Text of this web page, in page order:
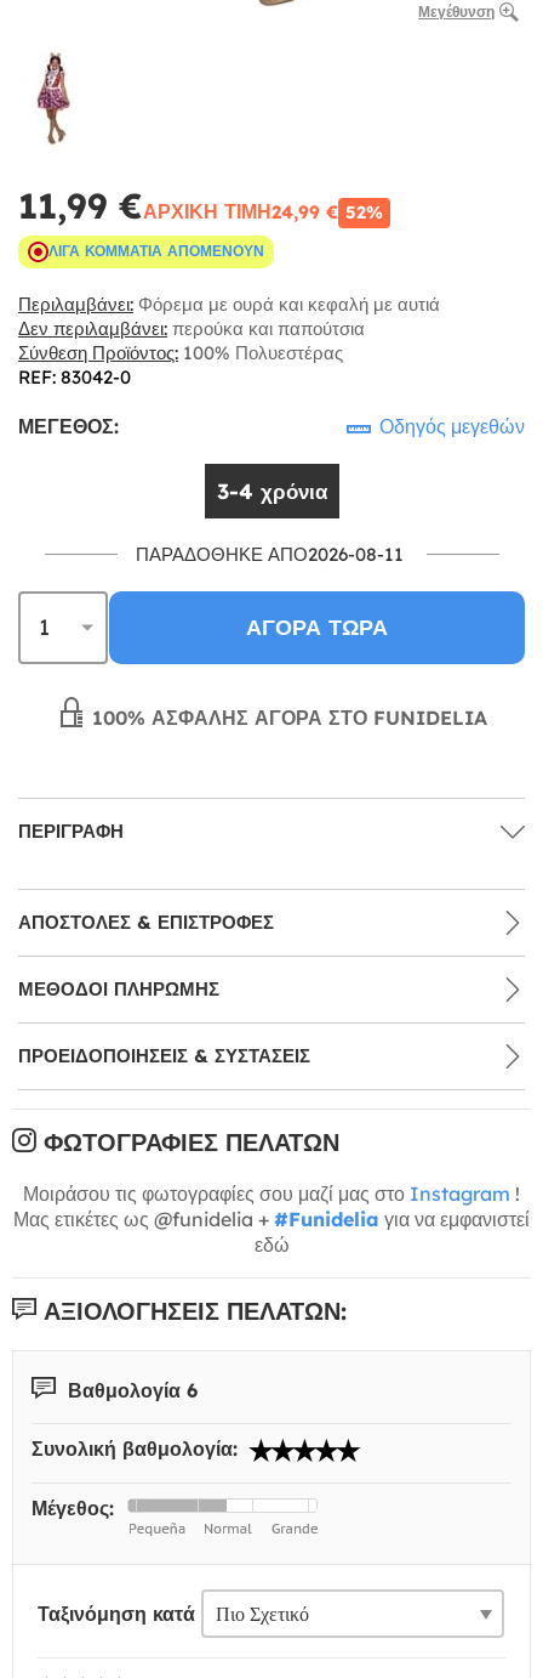
Μεγέθυνση
11,99 €ΑΡΧΙΚΉ ΤΙΜΉ24,99 € 52%
ΛΊΓΑ ΚΟΜΜΆΤΙΑ ΑΠΟΜΈΝΟΥΝ
Περιλαμβάνει: Φόρεμα με ουρά και κεφαλή με αυτιά
Δεν περιλαμβάνει: περούκα και παπούτσια
Σύνθεση Προϊόντος: 100% Πολυεστέρας
REF: 83042-0
ΜΈΓΕΘΟΣ: Οδηγός μεγεθών
3-4 χρόνια
ΠΑΡΑΔΌΘΗΚΕ ΑΠΌ2026-08-11
ΑΓΟΡΆ ΤΏΡΑ
100% ΑΣΦΑΛΉΣ ΑΓΟΡΆ ΣΤΟ FUNIDELIA
ΠΕΡΙΓΡΑΦΉ
ΑΠΟΣΤΟΛΈΣ & ΕΠΙΣΤΡΟΦΈΣ
ΜΕΘΌΔΟΙ ΠΛΗΡΩΜΉΣ
ΠΡΟΕΙΔΟΠΟΙΉΣΕΙΣ & ΣΥΣΤΆΣΕΙΣ
ΦΩΤΟΓΡΑΦΊΕΣ ΠΕΛΑΤΏΝ
Μοιράσου τις φωτογραφίες σου μαζί μας στο Instagram !
Μας ετικέτες ως @funidelia + #Funidelia για να εμφανιστεί
εδώ
ΑΞΙΟΛΟΓΉΣΕΙΣ ΠΕΛΑΤΏΝ:
Βαθμολογία 6
Συνολική βαθμολογία:
Μέγεθος:
Ταξινόμηση κατά